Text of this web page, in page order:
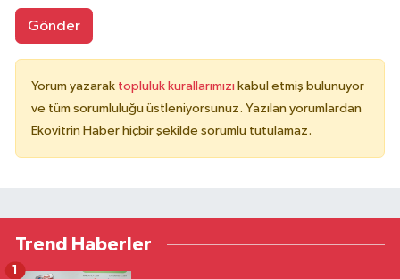
Gönder
Yorum yazarak topluluk kurallarımızı kabul etmiş bulunuyor
ve tüm sorumluluğu üstleniyorsunuz. Yazılan yorumlardan
Ekovitrin Haber hiçbir şekilde sorumlu tutulamaz.
Trend Haberler
1